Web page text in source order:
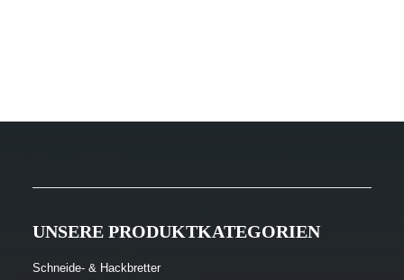
UNSERE PRODUKTKATEGORIEN
Schneide- & Hackbretter